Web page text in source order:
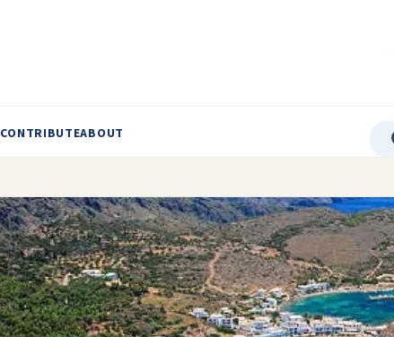
CONTRIBUTEABOUT